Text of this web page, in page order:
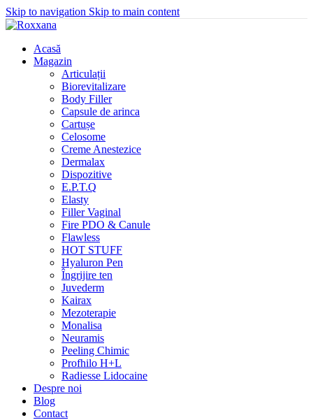
Skip to navigation Skip to main content
Acasă
Magazin
Articulații
Biorevitalizare
Body Filler
Capsule de arinca
Cartușe
Celosome
Creme Anestezice
Dermalax
Dispozitive
E.P.T.Q
Elasty
Filler Vaginal
Fire PDO & Canule
Flawless
HOT STUFF
Hyaluron Pen
Îngrijire ten
Juvederm
Kairax
Mezoterapie
Monalisa
Neuramis
Peeling Chimic
Profhilo H+L
Radiesse Lidocaine
Despre noi
Blog
Contact